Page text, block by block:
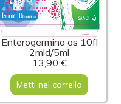
Enterogermina os 10fl
2mld/5ml
13,90 €
Metti nel carrello